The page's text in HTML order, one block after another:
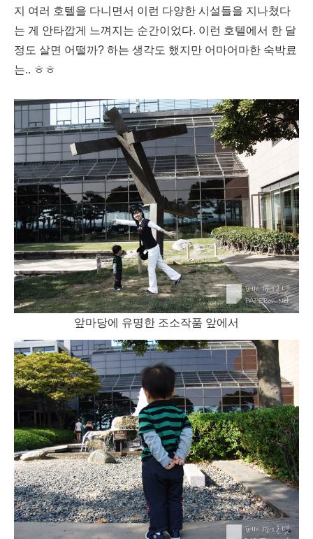
지 여러 호텔을 다니면서 이런 다양한 시설들을 지나쳤다
는 게 안타깝게 느껴지는 순간이었다. 이런 호텔에서 한 달
정도 살면 어떨까? 하는 생각도 했지만 어마어마한 숙박료
는.. ㅎㅎ
앞마당에 유명한 조소작품 앞에서